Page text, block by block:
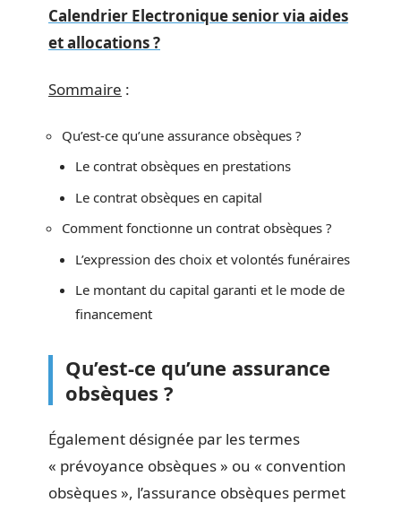
Calendrier Electronique senior via aides
et allocations ?
Sommaire :
Qu’est-ce qu’une assurance obsèques ?
Le contrat obsèques en prestations
Le contrat obsèques en capital
Comment fonctionne un contrat obsèques ?
L’expression des choix et volontés funéraires
Le montant du capital garanti et le mode de
financement
Qu’est-ce qu’une assurance
obsèques ?
Également désignée par les termes
« prévoyance obsèques » ou « convention
obsèques », l’assurance obsèques permet